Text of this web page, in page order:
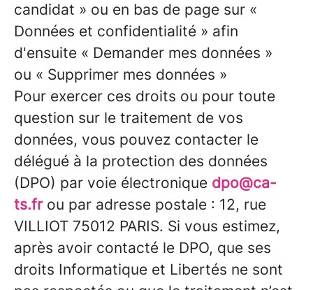
candidat » ou en bas de page sur «
Données et confidentialité » afin
d'ensuite « Demander mes données »
ou « Supprimer mes données »
Pour exercer ces droits ou pour toute
question sur le traitement de vos
données, vous pouvez contacter le
délégué à la protection des données
(DPO) par voie électronique dpo@ca-
ts.frou par adresse postale : 12, rue
VILLIOT 75012 PARIS. Si vous estimez,
après avoir contacté le DPO, que ses
droits Informatique et Libertés ne sont